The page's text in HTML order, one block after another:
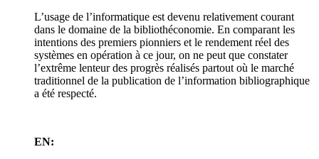
L’usage de l’informatique est devenu relativement courant
dans le domaine de la bibliothéconomie. En comparant les
intentions des premiers pionniers et le rendement réel des
systèmes en opération à ce jour, on ne peut que constater
l’extrême lenteur des progrès réalisés partout où le marché
traditionnel de la publication de l’information bibliographique
a été respecté.
EN: